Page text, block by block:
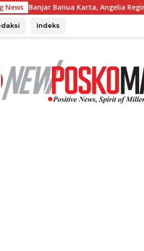
News
Angelia Regina Wenas Janji
Indeks